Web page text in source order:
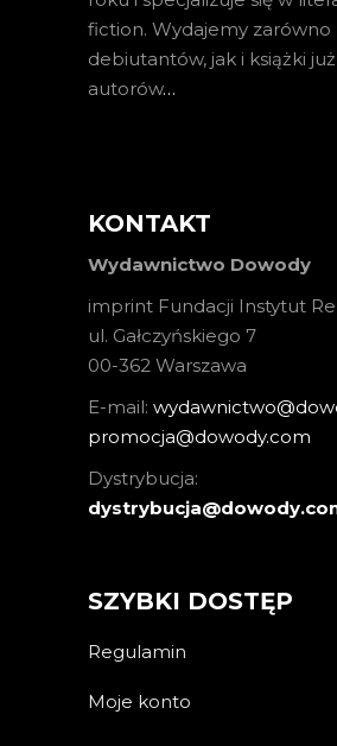
fiction. Wydajemy zarówno
debiutantów, jak i książki
autorów…
KONTAKT
Wydawnictwo Dowody
imprint Fundacji Instytut
ul. Gałczyńskiego 7
00-362 Warszawa
E-mail:
promocja@dowody.com
Dystrybucja:
SZYBKI DOSTĘP
Regulamin
Moje konto